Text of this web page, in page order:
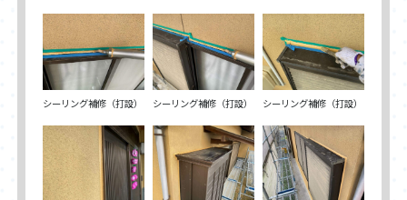
シーリング補修（打設） シーリング補修（打設） シーリング補修（打設）